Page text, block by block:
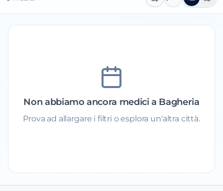
Non abbiamo ancora medici a Bagheria
Prova ad allargare i filtri o esplora un'altra città.